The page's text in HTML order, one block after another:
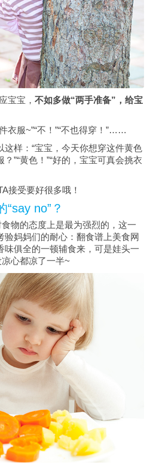
宝宝， 不如多做“两手准备”，给宝
衣服~”“不！”“不也得穿！”……
这样：“宝宝，今天你想穿这件黄色
”“黄色！”“好的，宝宝可真会挑衣
接受要好很多哦！
no”？
物的态度上是最为强烈的，这一
验妈妈们的耐心：翻食谱上美食网
味俱全的一顿辅食来，可是娃头一
心都凉了一半~